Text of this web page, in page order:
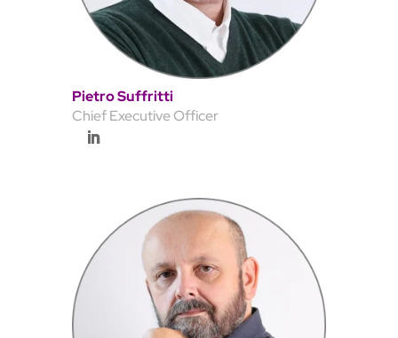
Pietro Suffritti
Chief Executive Officer